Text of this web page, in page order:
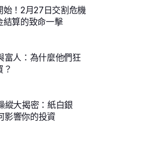
始！2月27日交割危機
結算的致命一擊
富人：為什麼他們狂
？
縱大揭密：紙白銀
影響你的投資